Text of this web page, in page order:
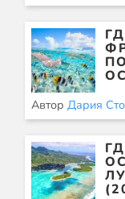
Автор Дария